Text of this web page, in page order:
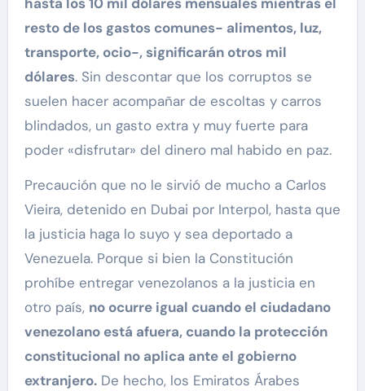
resto de los gastos comunes- alimentos, luz,
transporte, ocio-, significarán otros mil
dólares. Sin descontar que los corruptos se
suelen hacer acompañar de escoltas y carros
blindados, un gasto extra y muy fuerte para
poder «disfrutar» del dinero mal habido en paz.
Precaución que no le sirvió de mucho a Carlos
Vieira, detenido en Dubai por Interpol, hasta que
la justicia haga lo suyo y sea deportado a
Venezuela. Porque si bien la Constitución
prohíbe entregar venezolanos a la justicia en
otro país, no ocurre igual cuando el ciudadano
venezolano está afuera, cuando la protección
constitucional no aplica ante el gobierno
extranjero.De hecho, los Emiratos Árabes